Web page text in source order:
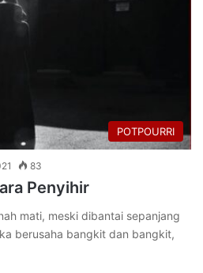
POTPOURRI
83
Penyihir
mati, meski dibantai sepanjang
berusaha bangkit dan bangkit,